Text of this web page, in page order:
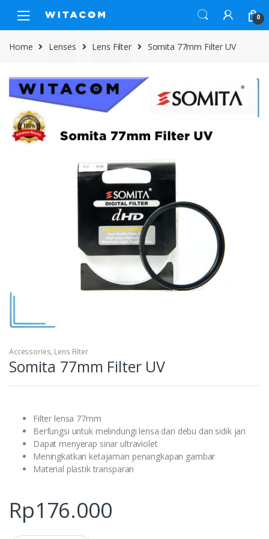
navigation
content
0
Home Lenses Lens Filter Somita 77mm Filter UV
Accessories, Lens Filter
Somita 77mm Filter UV
Filter lensa 77mm
Berfungsi untuk melindungi lensa dari debu dan sidik jari
Dapat menyerap sinar ultraviolet
Meningkatkan ketajaman penangkapan gambar
Material plastik transparan
Rp176.000